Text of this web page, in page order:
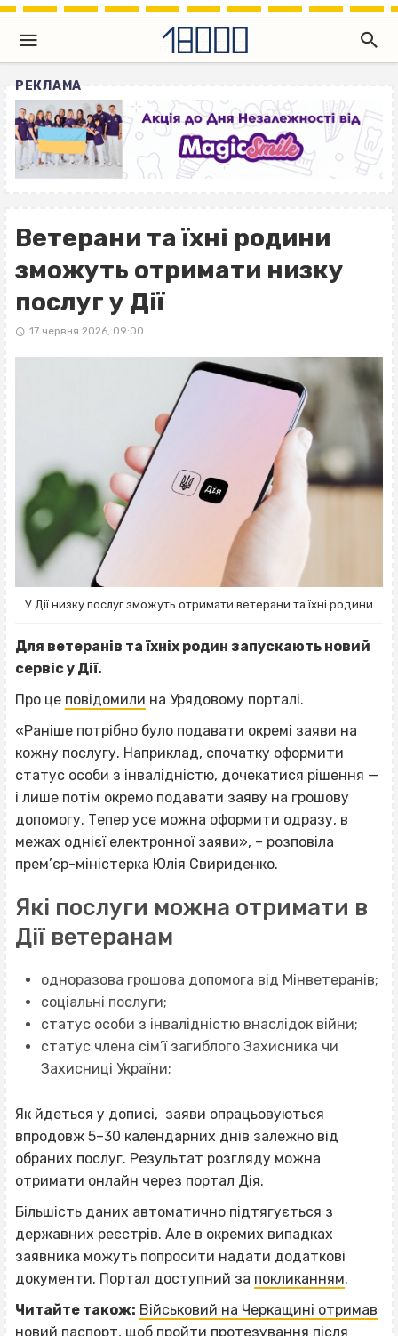
РЕКЛАМА
Ветерани та їхні родини
зможуть отримати низку
послуг у Дії
17 червня 2026, 09:00
У Дії низку послуг зможуть отримати ветерани та їхні родини
Для ветеранів та їхніх родин запускають новий
сервіс у Дії.
Про це повідомили на Урядовому порталі.
«Раніше потрібно було подавати окремі заяви на
кожну послугу. Наприклад, спочатку оформити
статус особи з інвалідністю, дочекатися рішення —
і лише потім окремо подавати заяву на грошову
допомогу. Тепер усе можна оформити одразу, в
межах однієї електронної заяви», – розповіла
прем’єр-міністерка Юлія Свириденко.
Які послуги можна отримати в
Дії ветеранам
одноразова грошова допомога від Мінветеранів;
соціальні послуги;
статус особи з інвалідністю внаслідок війни;
статус члена сім’ї загиблого Захисника чи
Захисниці України;
Як йдеться у дописі, заяви опрацьовуються
впродовж 5–30 календарних днів залежно від
обраних послуг. Результат розгляду можна
отримати онлайн через портал Дія.
Більшість даних автоматично підтягується з
державних реєстрів. Але в окремих випадках
заявника можуть попросити надати додаткові
документи. Портал доступний за покликанням.
Читайте також: Військовий на Черкащині отримав
новий паспорт, щоб пройти протезування після